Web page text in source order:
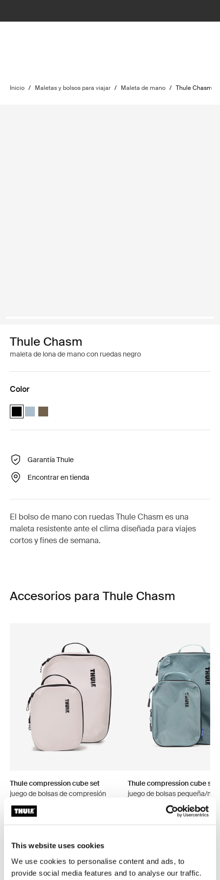
This website uses cookies
We use cookies to personalise content and ads, to
provide social media features and to analyse our traffic.
Inicio / Maletas y bolsos para viajar / Maleta de mano / Thule Chasm
Thule Chasm
maleta de lona de mano con ruedas negro
Color
Thule Chasm wheeled carry-on duffel Negro (selected)
Thule Chasm wheeled carry-on duffel Gris estanque
Thule Chasm wheeled carry-on duffel Caqui oscuro
Garantía Thule
Encontrar en tienda
El bolso de mano con ruedas Thule Chasm es una
maleta resistente ante el clima diseñada para viajes
cortos y fines de semana.
Accesorios para Thule Chasm
Thule compression cube set
juego de bolsas de compresión
pequeño/mediano blanco
Thule compression cube set
juego de bolsas pequeña/
para embalaje estanque gris
Toggle overview
Descripción del producto